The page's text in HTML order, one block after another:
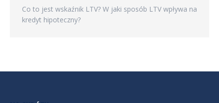
Co to jest wskaźnik LTV? W jaki sposób LTV wpływa na
kredyt hipoteczny?